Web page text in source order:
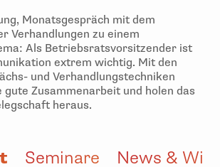
Monatsgespräch mit dem
Verhandlungen zu einem
Als Betriebsratsvorsitzender ist
extrem wichtig. Mit den
und Verhandlungstechniken
Zusammenarbeit und holen das
heraus.
Seminare News &